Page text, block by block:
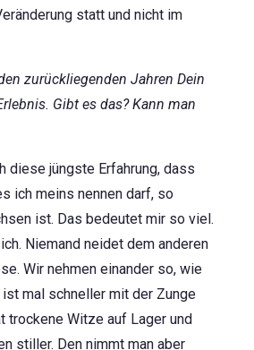
statt und nicht im
zurückliegenden Jahren Dein
Gibt es das? Kann man
diese jüngste Erfahrung, dass
ich meins nennen darf, so
ist. Das bedeutet mir so viel.
Niemand neidet dem anderen
Wir nehmen einander so, wie
mal schneller mit der Zunge
trockene Witze auf Lager und
stiller. Den nimmt man aber